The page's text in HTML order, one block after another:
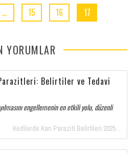
… 15 16 17
YORUMLAR
Belirtiler ve Tedavi
engellemenin en etkili yolu, düzenli
Kedilerde Kan Paraziti Belirtileri 2025 ...